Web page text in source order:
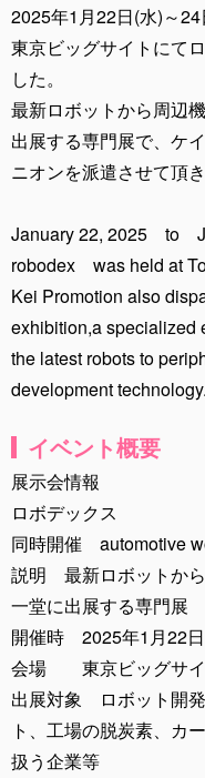
2025年1月22日(水)～24
東京ビッグサイトにて
した。
最新ロボットから周辺
出展する専門展で、ケ
ニオンを派遣させて頂き
January 22, 2025 to
robodex was held at
Kei Promotion also
exhibition,a specialized
the latest robots to
development technology.
イベント概要
展示会情報
ロボデックス
同時開催 automotive
説明 最新ロボットか
一堂に出展する専門展
開催時 2025年1月22
会場 東京ビッグサイ
出展対象 ロボット開
ト、工場の脱炭素、カ
扱う企業等